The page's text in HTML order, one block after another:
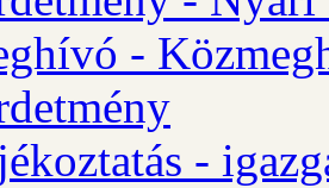
-
-